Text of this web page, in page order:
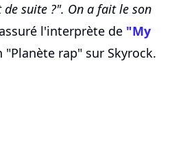
suite ?". On a fait le son
l'interprète de "My
"Planète rap" sur Skyrock.